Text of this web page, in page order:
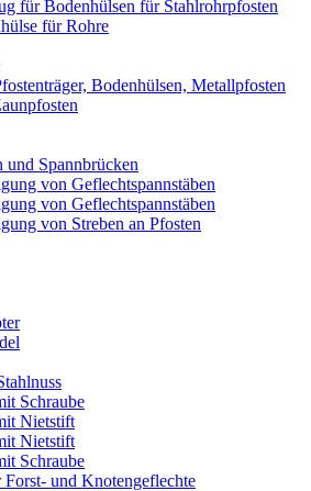
für Bodenhülsen für Stahlrohrpfosten
für Rohre
Bodenhülsen, Metallpfosten
und Spannbrücken
von Geflechtspannstäben
von Geflechtspannstäben
von Streben an Pfosten
Schraube
Nietstift
Nietstift
Schraube
und Knotengeflechte